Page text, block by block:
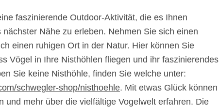
faszinierende Outdoor-Aktivität, die es Ihnen
Nähe zu erleben. Nehmen Sie sich einen
einen ruhigen Ort in der Natur. Hier können Sie
Vögel in Ihre Nisthöhlen fliegen und ihr faszinierendes
Sie keine Nisthöhle, finden Sie welche unter:
schwegler-shop/nisthoehle. Mit etwas Glück können
und mehr über die vielfältige Vogelwelt erfahren. Die